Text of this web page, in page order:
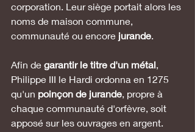
corporation. Leur siège portait alors les
noms de maison commune,
communauté ou encore jurande.
Afin de garantir le titre d'un métal,
Philippe III le Hardi ordonna en 1275
qu'un poinçon de jurande, propre à
chaque communauté d'orfèvre, soit
apposé sur les ouvrages en argent.